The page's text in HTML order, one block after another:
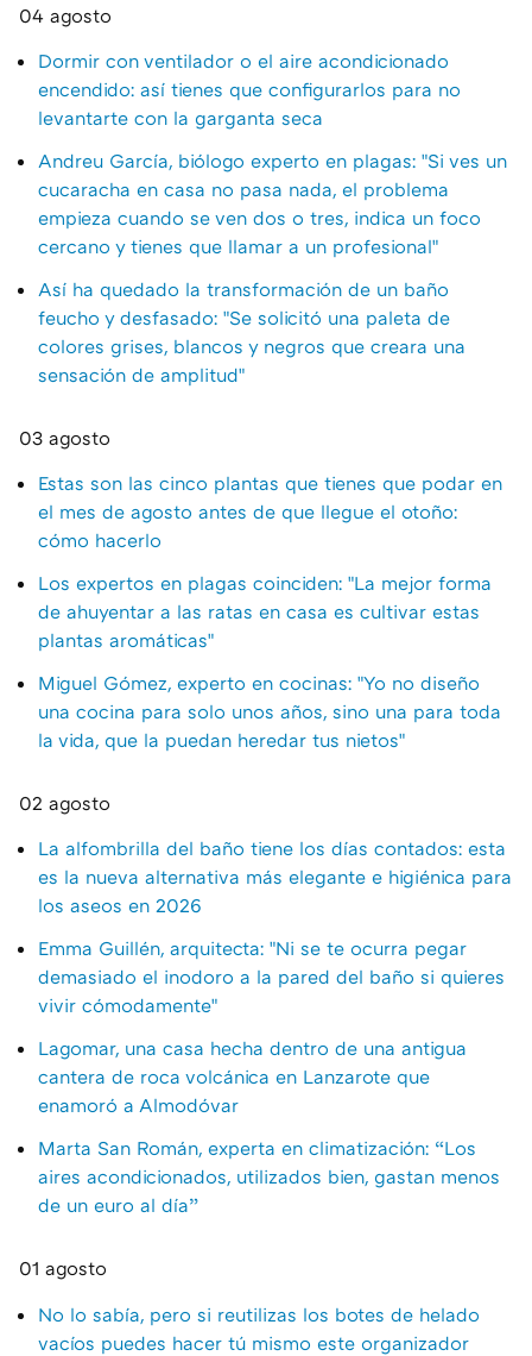
04 agosto
Dormir con ventilador o el aire acondicionado
encendido: así tienes que configurarlos para no
levantarte con la garganta seca
Andreu García, biólogo experto en plagas: "Si ves un
cucaracha en casa no pasa nada, el problema
empieza cuando se ven dos o tres, indica un foco
cercano y tienes que llamar a un profesional"
Así ha quedado la transformación de un baño
feucho y desfasado: "Se solicitó una paleta de
colores grises, blancos y negros que creara una
sensación de amplitud"
03 agosto
Estas son las cinco plantas que tienes que podar en
el mes de agosto antes de que llegue el otoño:
cómo hacerlo
Los expertos en plagas coinciden: "La mejor forma
de ahuyentar a las ratas en casa es cultivar estas
plantas aromáticas"
Miguel Gómez, experto en cocinas: "Yo no diseño
una cocina para solo unos años, sino una para toda
la vida, que la puedan heredar tus nietos"
02 agosto
La alfombrilla del baño tiene los días contados: esta
es la nueva alternativa más elegante e higiénica para
los aseos en 2026
Emma Guillén, arquitecta: "Ni se te ocurra pegar
demasiado el inodoro a la pared del baño si quieres
vivir cómodamente"
Lagomar, una casa hecha dentro de una antigua
cantera de roca volcánica en Lanzarote que
enamoró a Almodóvar
Marta San Román, experta en climatización: “Los
aires acondicionados, utilizados bien, gastan menos
de un euro al día”
01 agosto
No lo sabía, pero si reutilizas los botes de helado
vacíos puedes hacer tú mismo este organizador